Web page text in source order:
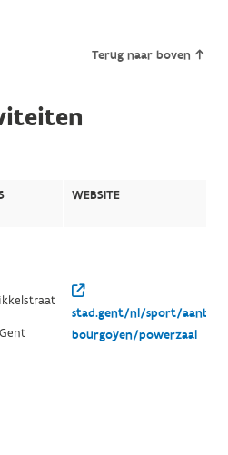
Terug naar boven
WEBSITE
stad.gent/nl/sport/
bourgoyen/powerzaal